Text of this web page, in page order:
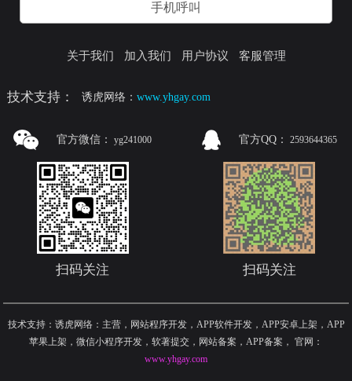
手机呼叫
关于我们 加入我们 用户协议 客服管理
技术支持： 诱虎网络：www.yhgay.com
官方微信： yg241000
扫码关注
官方QQ： 2593644365
扫码关注
技术支持：诱虎网络：主营，网站程序开发，APP软件开发，APP安卓上架，APP
苹果上架，微信小程序开发，软著提交，网站备案，APP备案 ， 官网：
www.yhgay.com